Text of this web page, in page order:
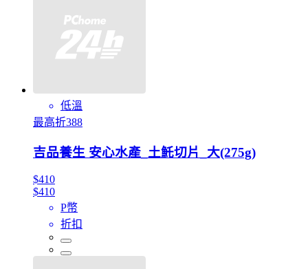
低溫
最高折388
吉品養生 安心水產_土魠切片_大(275g)
$410
$410
P幣
折扣